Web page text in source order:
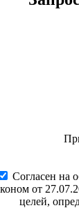
Cогласен на
от
целей,